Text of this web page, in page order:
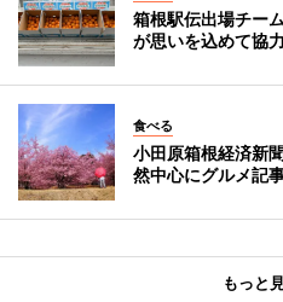
箱根駅伝出場チー
が思いを込めて協力
食べる
小田原箱根経済新
然中心にグルメ記
もっと